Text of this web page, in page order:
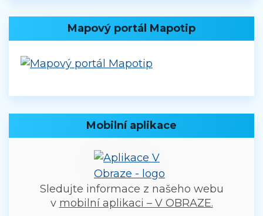
Mapový portál Mapotip
Mobilní aplikace
Sledujte informace z našeho webu
v mobilní aplikaci – V OBRAZE.